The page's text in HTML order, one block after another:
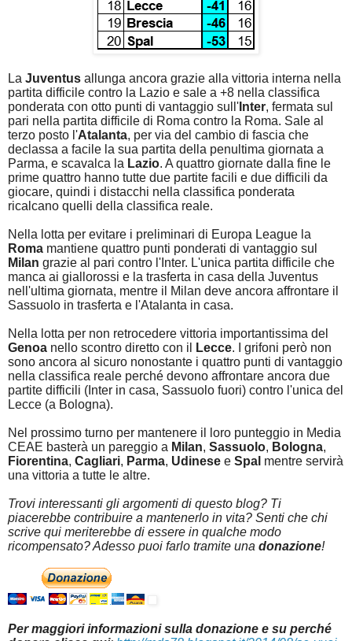
La Juventus allunga ancora grazie alla vittoria interna nella
partita difficile contro la Lazio e sale a +8 nella classifica
ponderata con otto punti di vantaggio sull' Inter, fermata sul
pari nella partita difficile di Roma contro la Roma. Sale al
terzo posto l'Atalanta, per via del cambio di fascia che
declassa a facile la sua partita della penultima giornata a
Parma, e scavalca la Lazio. A quattro giornate dalla fine le
prime quattro hanno tutte due partite facili e due difficili da
giocare, quindi i distacchi nella classifica ponderata
ricalcano quelli della classifica reale.
Nella lotta per evitare i preliminari di Europa League la
Roma mantiene quattro punti ponderati di vantaggio sul
Milan grazie al pari contro l'Inter. L'unica partita difficile che
manca ai giallorossi e la trasferta in casa della Juventus
nell'ultima giornata, mentre il Milan deve ancora affrontare il
Sassuolo in trasferta e l'Atalanta in casa.
Nella lotta per non retrocedere vittoria importantissima del
Genoa nello scontro diretto con il Lecce. I grifoni però non
sono ancora al sicuro nonostante i quattro punti di vantaggio
nella classifica reale perché devono affrontare ancora due
partite difficili (Inter in casa, Sassuolo fuori) contro l'unica del
Lecce (a Bologna).
Nel prossimo turno per mantenere il loro punteggio in Media
CEAE basterà un pareggio a Milan, Sassuolo, Bologna,
Fiorentina, Cagliari, Parma, Udinese e Spal mentre servirà
una vittoria a tutte le altre.
Trovi interessanti gli argomenti di questo blog? Ti
piacerebbe contribuire a mantenerlo in vita? Senti che chi
scrive qui meriterebbe di essere in qualche modo
ricompensato? Adesso puoi farlo tramite una donazione!
Per maggiori informazioni sulla donazione e su perché